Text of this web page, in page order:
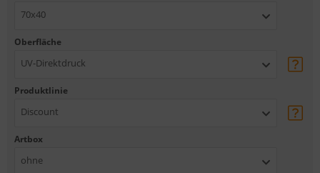
70x40
Oberfläche
UV-Direktdruck
Produktlinie
Discount
Artbox
ohne